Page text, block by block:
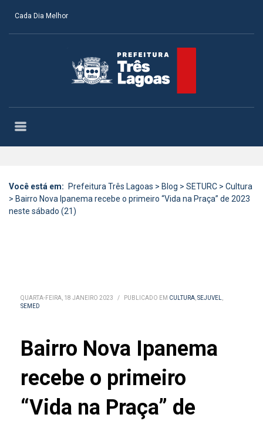
Cada Dia Melhor
Você está em: Prefeitura Três Lagoas > Blog > SETURC > Cultura
> Bairro Nova Ipanema recebe o primeiro “Vida na Praça” de 2023
neste sábado (21)
QUARTA-FEIRA, 18 JANEIRO 2023 / PUBLICADO EM CULTURA,SEJUVEL,
SEMED
Bairro Nova Ipanema
recebe o primeiro
“Vida na Praça” de